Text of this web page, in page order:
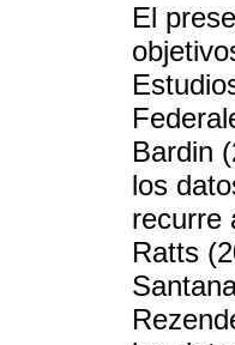
El
Bardin
los
recurre
Ratts